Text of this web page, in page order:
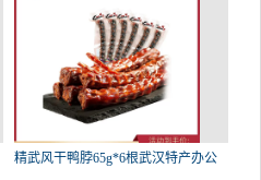
精武风干鸭脖65g*6根武汉特产办公